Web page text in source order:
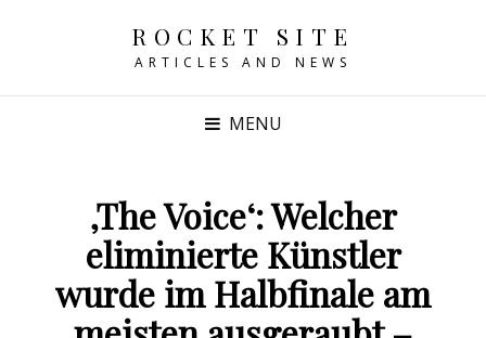
ROCKET SITE
ARTICLES AND NEWS
MENU
‚The Voice‘: Welcher
eliminierte Künstler
wurde im Halbfinale am